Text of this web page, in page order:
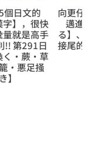
向更仔細的動作描述
邁進!【盛り入れ
る】、以【入れる】
接尾的複合動詞系列